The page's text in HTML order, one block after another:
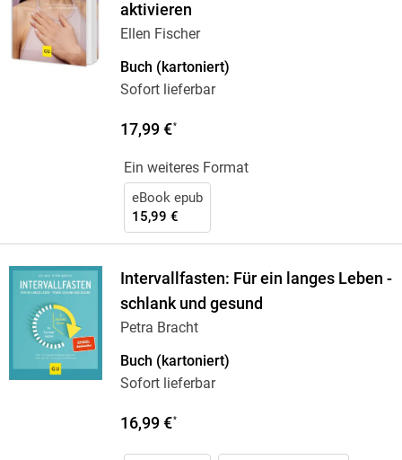
aktivieren
Ellen Fischer
Buch (kartoniert)
Sofort lieferbar
17,99 €*
Ein weiteres Format
eBook epub
15,99 €
Intervallfasten: Für ein langes Leben -
schlank und gesund
Petra Bracht
Buch (kartoniert)
Sofort lieferbar
16,99 €*